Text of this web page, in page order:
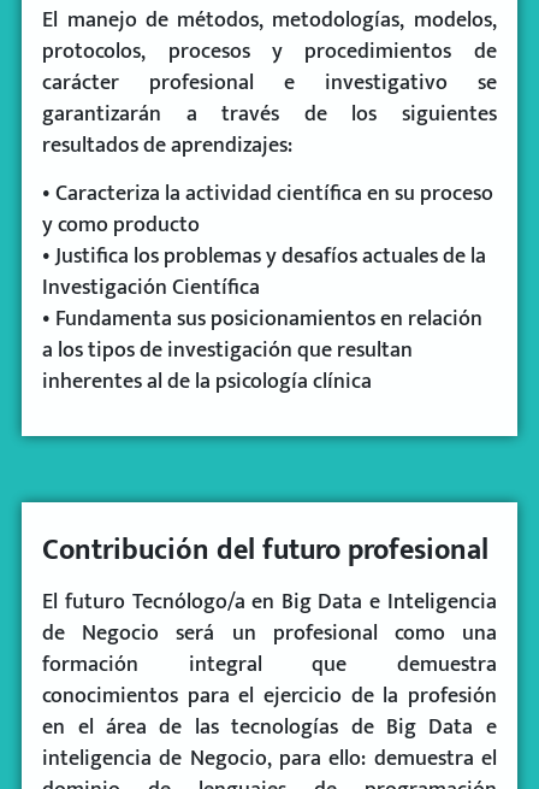
El manejo de métodos, metodologías, modelos,
protocolos, procesos y procedimientos de
carácter profesional e investigativo se
garantizarán a través de los siguientes
resultados de aprendizajes:
• Caracteriza la actividad científica en su proceso
y como producto
• Justifica los problemas y desafíos actuales de la
Investigación Científica
• Fundamenta sus posicionamientos en relación
a los tipos de investigación que resultan
inherentes al de la psicología clínica
Contribución del futuro profesional
El futuro Tecnólogo/a en Big Data e Inteligencia
de Negocio será un profesional como una
formación integral que demuestra
conocimientos para el ejercicio de la profesión
en el área de las tecnologías de Big Data e
inteligencia de Negocio, para ello: demuestra el